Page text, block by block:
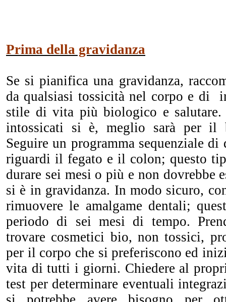
Prima della gravidanza
Se si pianifica una gravidanza,
da qualsiasi tossicità nel corpo e di
stile di vita più biologico e salutare.
intossicati si è, meglio sarà per il
Seguire un programma sequenziale di
riguardi il fegato e il colon; questo
durare sei mesi o più e non dovrebbe
si è in gravidanza. In modo sicuro,
rimuovere le amalgame dentali;
periodo di sei mesi di tempo.
trovare cosmetici bio, non tossici,
per il corpo che si preferiscono ed
vita di tutti i giorni. Chiedere al
test per determinare eventuali